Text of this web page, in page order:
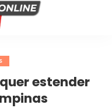
estender